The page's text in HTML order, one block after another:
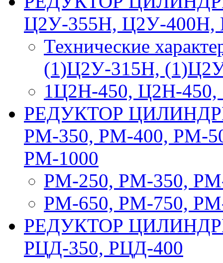
Ц2У-355Н, Ц2У-400Н,
Технические
(1)Ц2У-315Н,
1Ц2Н-450, Ц2Н-
РЕДУКТОР
РМ-350, РМ-400, РМ-
РМ-1000
РМ-250, РМ-350,
РМ-650, РМ-750,
РЕДУКТОР
РЦД-350, РЦД-400